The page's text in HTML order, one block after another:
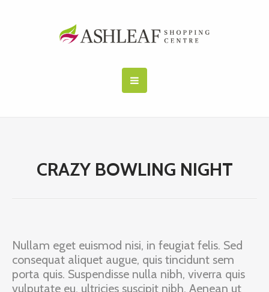
CRAZY BOWLING NIGHT
Nullam eget euismod nisi, in feugiat felis. Sed
consequat aliquet augue, quis tincidunt sem
porta quis. Suspendisse nulla nibh, viverra quis
vulputate eu, ultricies suscipit nibh. Aenean ut